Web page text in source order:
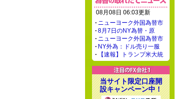
08月08日 06:03更新
ニューヨーク外国為替市
8月7日のNY為替・原
ニューヨーク外国為替市
NY外為：ドル売り一服
【速報】トランプ米大統
当サイト限定口座開
設キャンペーン中！